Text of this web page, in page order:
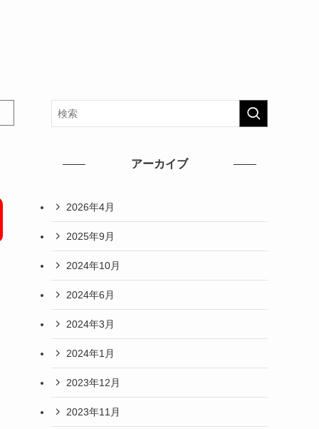
アーカイブ
2026年4月
2025年9月
2024年10月
2024年6月
2024年3月
2024年1月
2023年12月
2023年11月